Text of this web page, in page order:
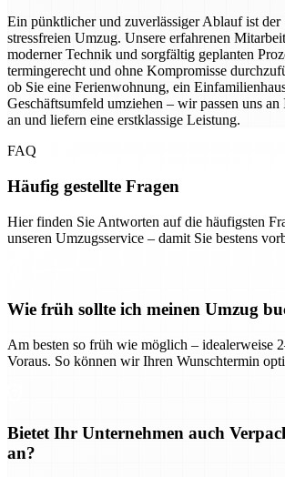
Ein pünktlicher und zuverlässiger Ablauf ist der
stressfreien Umzug. Unsere erfahrenen
moderner Technik und sorgfältig geplanten
termingerecht und ohne Kompromisse
ob Sie eine Ferienwohnung, ein
Geschäftsumfeld umziehen – wir passen uns
an und liefern eine erstklassige Leistung.
FAQ
Häufig gestellte Fragen
Hier finden Sie Antworten auf die häufigsten
unseren Umzugsservice – damit Sie bestens
Wie früh sollte ich meinen Umzug
Am besten so früh wie möglich – idealerweise
Voraus. So können wir Ihren Wunschtermin
Bietet Ihr Unternehmen auch
an?